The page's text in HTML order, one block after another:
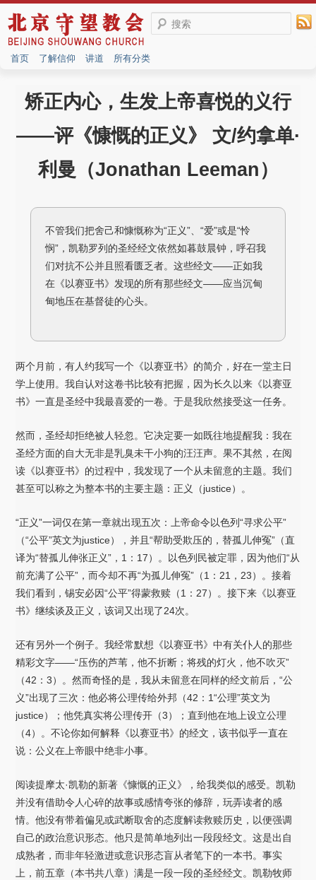
搜索
首页 了解信仰 讲道 所有分类
矫正内心，生发上帝喜悦的义行
——评《慷慨的正义》 文/约拿单·
利曼（Jonathan Leeman）
不管我们把舍己和慷慨称为“正义”、“爱”或是“怜
悯”，凯勒罗列的圣经经文依然如暮鼓晨钟，呼召我
们对抗不公并且照看匮乏者。这些经文——正如我
在《以赛亚书》发现的所有那些经文——应当沉甸
甸地压在基督徒的心头。
两个月前，有人约我写一个《以赛亚书》的简介，好在一堂主日
学上使用。我自认对这卷书比较有把握，因为长久以来《以赛亚
书》一直是圣经中我最喜爱的一卷。于是我欣然接受这一任务。
然而，圣经却拒绝被人轻忽。它决定要一如既往地提醒我：我在
圣经方面的自大无非是乳臭未干小狗的汪汪声。果不其然，在阅
读《以赛亚书》的过程中，我发现了一个从未留意的主题。我们
甚至可以称之为整本书的主要主题：正义（justice）。
“正义”一词仅在第一章就出现五次：上帝命令以色列“寻求公平”
（“公平”英文为justice），并且“帮助受欺压的，替孤儿伸冤”（直
译为“替孤儿伸张正义”，1：17）。以色列民被定罪，因为他们“从
前充满了公平”，而今却不再“为孤儿伸冤”（1：21，23）。接着
我们看到，锡安必因“公平”得蒙救赎（1：27）。接下来《以赛亚
书》继续谈及正义，该词又出现了24次。
还有另外一个例子。我经常默想《以赛亚书》中有关仆人的那些
精彩文字——“压伤的芦苇，他不折断；将残的灯火，他不吹灭”
（42：3）。然而奇怪的是，我从未留意在同样的经文前后，“公
义”出现了三次：他必将公理传给外邦（42：1“公理”英文为
justice）；他凭真实将公理传开（3）；直到他在地上设立公理
（4）。不论你如何解释《以赛亚书》的经文，该书似乎一直在
说：公义在上帝眼中绝非小事。
阅读提摩太·凯勒的新著《慷慨的正义》，给我类似的感受。凯勒
并没有借助令人心碎的故事或感情夸张的修辞，玩弄读者的感
情。他没有带着偏见或武断取舍的态度解读救赎历史，以便强调
自己的政治意识形态。他只是简单地列出一段段经文。这是出自
成熟者，而非年轻激进或意识形态盲从者笔下的一本书。事实
上，前五章（本书共八章）满是一段一段的圣经经文。凯勒牧师